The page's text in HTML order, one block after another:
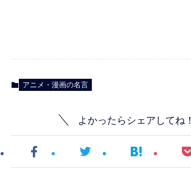
アニメ・漫画の名言
よかったらシェアしてね！